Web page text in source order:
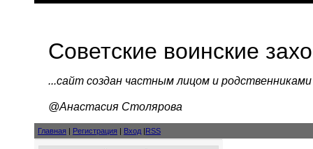
Советские воинские
...cайт создан частным лицом и
@Анастасия Столярова
Главная | Регистрация | Вход |RSS